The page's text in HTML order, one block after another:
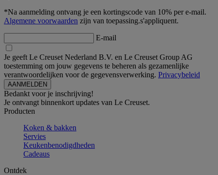
*Na aanmelding ontvang je een kortingscode van 10% per e-mail.
Algemene voorwaarden zijn van toepassing.s'appliquent.
E-mail
Je geeft Le Creuset Nederland B.V. en Le Creuset Group AG
toestemming om jouw gegevens te beheren als gezamenlijke
verantwoordelijken voor de gegevensverwerking. Privacybeleid
Bedankt voor je inschrijving!
Je ontvangt binnenkort updates van Le Creuset.
Producten
Koken & bakken
Servies
Keukenbenodigdheden
Cadeaus
Ontdek